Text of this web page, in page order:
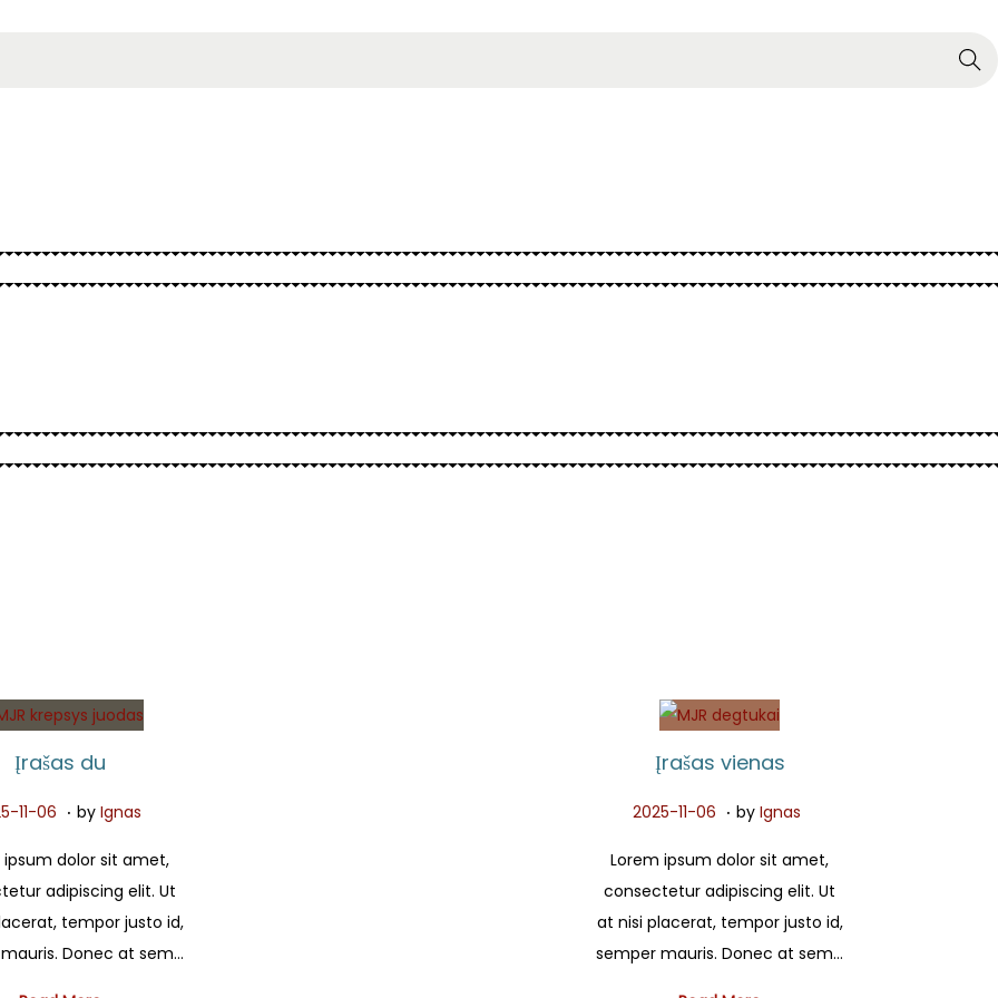
Search
Įrašas du
11-06 2
2
5
-
1
. by Ignas
ipsum dolor sit amet,
adipiscing elit. Ut
tempor justo id,
Donec at sem…
Įrašas vienas
P
s
t
e
d
2025-11-06 2
2
5
-
1
. by Ignas
Lorem ipsum dolor sit amet,
consectetur adipiscing elit. Ut
at nisi placerat, tempor justo id,
semper mauris. Donec at sem…